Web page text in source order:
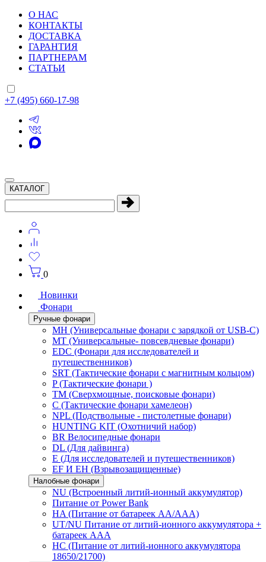
О НАС
КОНТАКТЫ
ДОСТАВКА
ГАРАНТИЯ
ПАРТНЕРАМ
СТАТЬИ
+7 (495) 660-17-98
КАТАЛОГ
0
Новинки
Фонари
Ручные фонари
MH (Универсальные фонари с зарядкой от USB-C)
MT (Универсальные- повсевдневые фонари)
EDC (Фонари для исследователей и
путешественников)
SRT (Тактические фонари с магнитным кольцом)
P (Тактические фонари )
TM (Сверхмощные, поисковые фонари)
C (Тактические фонари хамелеон)
NPL (Подствольные - пистолетные фонари)
HUNTING KIT (Охотничий набор)
BR Велосипедные фонари
DL (Для дайвинга)
E (Для исследователей и путешественников)
EF И EH (Взрывозащищенные)
Налобные фонари
NU (Встроенный литий-ионный аккумулятор)
Питание от Power Bank
HA (Питание от батареек AA/AAA)
UT/NU Питание от литий-ионного аккумулятора +
батареек AAA
HC (Питание от литий-ионного аккумулятора
18650/21700)